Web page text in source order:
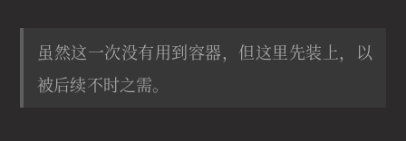
虽然这一次没有用到容器，但这里先装上，以
被后续不时之需。